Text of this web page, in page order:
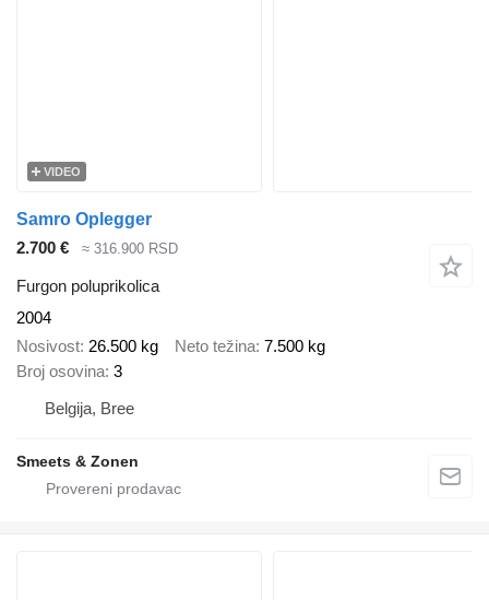
VIDEO
Samro Oplegger
2.700 €
≈ 316.900 RSD
Furgon poluprikolica
2004
Nosivost 26.500 kg Neto težina 7.500 kg
Broj osovina 3
Belgija, Bree
Smeets & Zonen